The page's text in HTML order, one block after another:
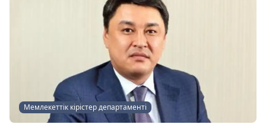
Мемлекеттік кірістер департаменті